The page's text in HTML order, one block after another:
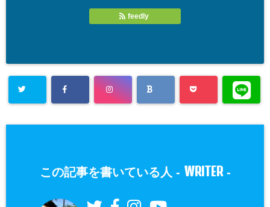
feedly
この記事を書いている人 - WRITER-